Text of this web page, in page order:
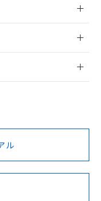
に、以下を必ずお読
ル